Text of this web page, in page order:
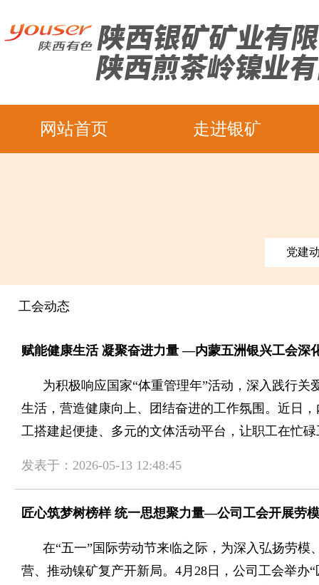
网站首页 走进银矿
党建
工会动态
赋能健康生活 凝聚奋进力量 —内蒙五洲银兴工会深
为积极响应国家“体重管理年”活动，深入践行关
生活，营造健康向上、团结奋进的工作氛围。近日
工搭建起便捷、多元的文体活动平台，让职工在忙
发表于：2026-05-13 12:48:45
匠心筑梦树榜样 统一思想聚力量—公司工会开展劳
在“五一”国际劳动节来临之际，为深入弘扬劳模
营、推动镍矿复产开新局。4月28日，公司工会举